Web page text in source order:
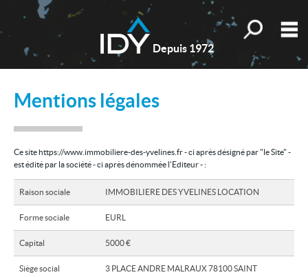
Depuis 1972
Toutes nos
Nos valeurs
Nos actualités
Les témoignages
Estimation
Mes sélections
Nos biens
Mentions légales
Ce site https://www.immobiliere-des-yvelines.fr - ci après désigné par "le Site" -
est édité par la société - ci après dénommée l'Editeur - :
Raison sociale IMMOBILIERE DES YVELINES LOCATION
Forme sociale EURL
Capital 5000 €
Siège social
3 PLACE ANDRE MALRAUX 78100 SAINT